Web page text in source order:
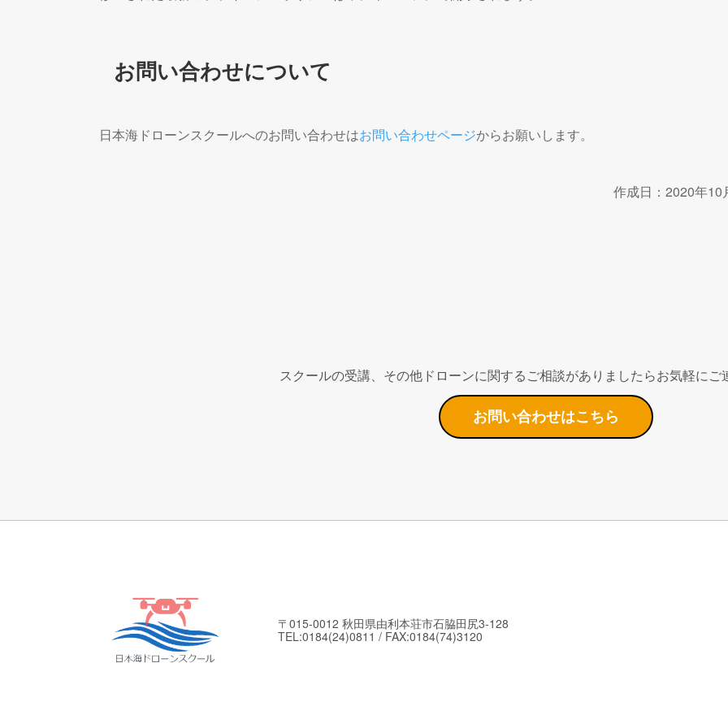
お問い合わせについて
日本海ドローンスクールへのお問い合わせはお問い合わせページからお願いします。
作成日：2020年10
スクールの受講、その他ドローンに関するご相談がありましたらお気軽にご
お問い合わせはこちら
〒015-0012 秋田県由利本荘市石脇田尻3-128
TEL:0184(24)0811 / FAX:0184(74)3120